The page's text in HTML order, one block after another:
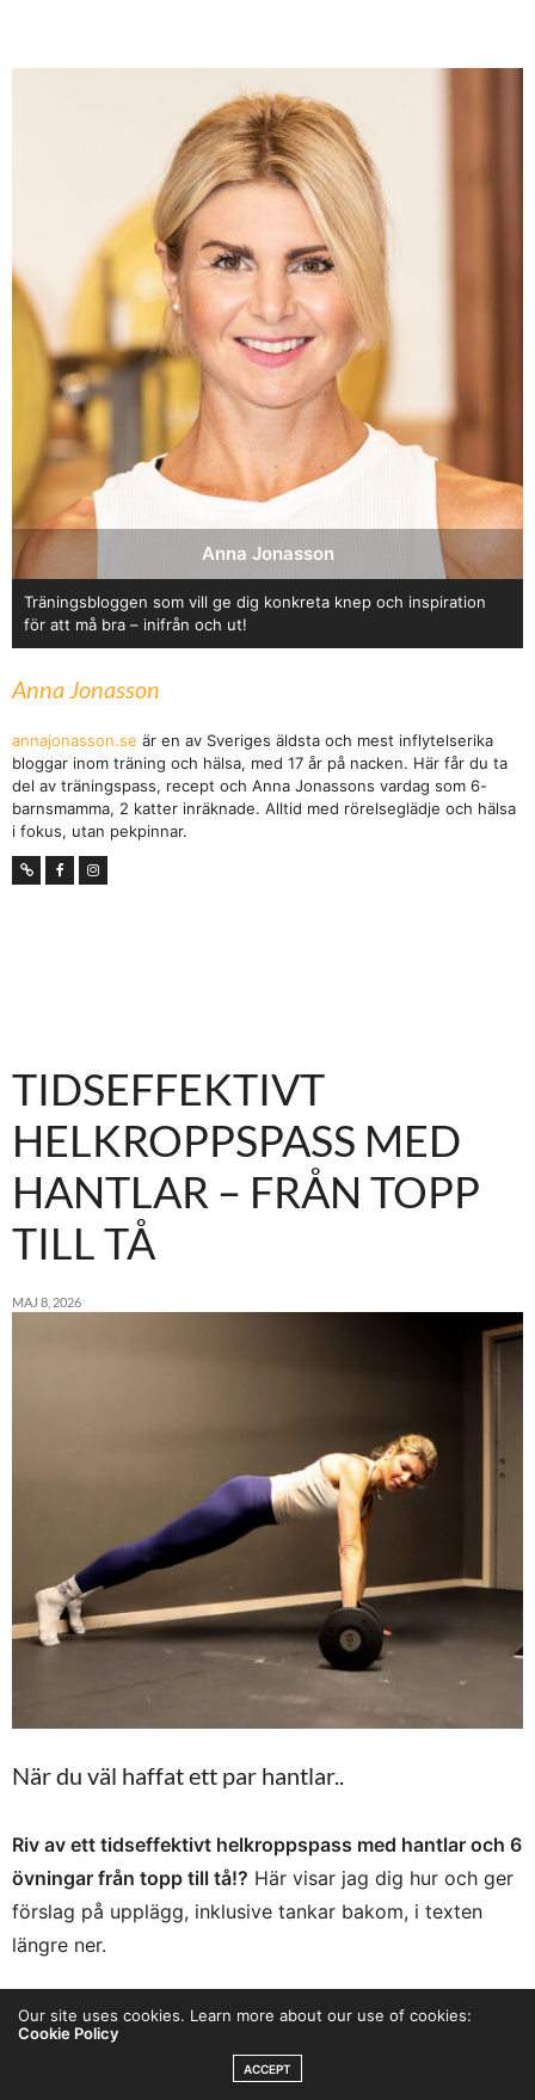
Anna Jonasson
Träningsbloggen som vill ge dig konkreta knep och inspiration
för att må bra – inifrån och ut!
Anna Jonasson
annajonasson.se är en av Sveriges äldsta och mest inflytelserika
bloggar inom träning och hälsa, med 17 år på nacken. Här får du ta
del av träningspass, recept och Anna Jonassons vardag som 6-
barnsmamma, 2 katter inräknade. Alltid med rörelseglädje och hälsa
i fokus, utan pekpinnar.
TIDSEFFEKTIVT
HELKROPPSPASS MED
HANTLAR – FRÅN TOPP
TILL TÅ
MAJ 8, 2026
När du väl haffat ett par hantlar..
Riv av ett tidseffektivt helkroppspass med hantlar och 6
övningar från topp till tå!? Här visar jag dig hur och ger
förslag på upplägg, inklusive tankar bakom, i texten
längre ner.
Får du inte filmen i bloggen hittar du denhär på
Instagram.
Our site uses cookies. Learn more about our use of cookies:
Cookie Policy
ACCEPT